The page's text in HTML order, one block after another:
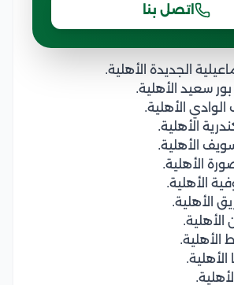
اتصل بنا
الجديدة الأهلية.
سعيد الأهلية.
الأهلية.
الأهلية.
الأهلية.
الأهلية.
الأهلية.
الأهلية.
الأهلية.
الأهلية.